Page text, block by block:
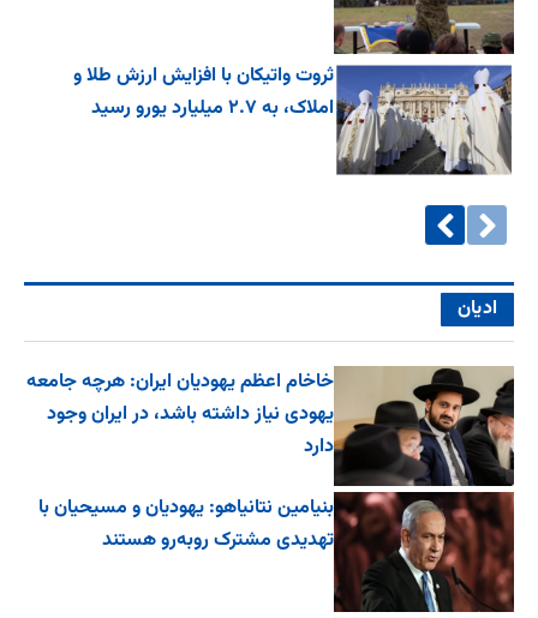
ثروت واتیکان با افزایش ارزش طلا و
املاک، به ۲.۷ میلیارد یورو رسید
ادیان
خاخام اعظم یهودیان ایران: هرچه جامعه
یهودی نیاز داشته باشد، در ایران وجود
دارد
بنیامین نتانیاهو: یهودیان و مسیحیان با
تهدیدی مشترک روبه‌رو هستند